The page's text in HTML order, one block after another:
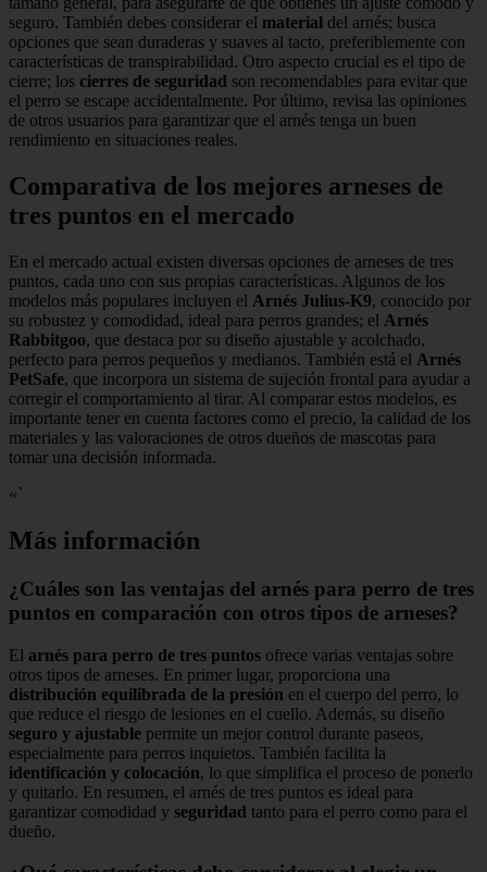
seguro. También debes considerar el material del arnés; busca
opciones que sean duraderas y suaves al tacto, preferiblemente con
características de transpirabilidad. Otro aspecto crucial es el tipo de
cierre; los cierres de seguridad son recomendables para evitar que
el perro se escape accidentalmente. Por último, revisa las opiniones
de otros usuarios para garantizar que el arnés tenga un buen
rendimiento en situaciones reales.
Comparativa de los mejores arneses de
tres puntos en el mercado
En el mercado actual existen diversas opciones de arneses de tres
puntos, cada uno con sus propias características. Algunos de los
modelos más populares incluyen el Arnés Julius-K9, conocido por
su robustez y comodidad, ideal para perros grandes; el Arnés
Rabbitgoo, que destaca por su diseño ajustable y acolchado,
perfecto para perros pequeños y medianos. También está el Arnés
PetSafe, que incorpora un sistema de sujeción frontal para ayudar a
corregir el comportamiento al tirar. Al comparar estos modelos, es
importante tener en cuenta factores como el precio, la calidad de los
materiales y las valoraciones de otros dueños de mascotas para
tomar una decisión informada.
«`
Más información
¿Cuáles son las ventajas del arnés para perro de tres
puntos en comparación con otros tipos de arneses?
El arnés para perro de tres puntos ofrece varias ventajas sobre
otros tipos de arneses. En primer lugar, proporciona una
distribución equilibrada de la presión en el cuerpo del perro, lo
que reduce el riesgo de lesiones en el cuello. Además, su diseño
seguro y ajustable permite un mejor control durante paseos,
especialmente para perros inquietos. También facilita la
identificación y colocación, lo que simplifica el proceso de ponerlo
y quitarlo. En resumen, el arnés de tres puntos es ideal para
garantizar comodidad y seguridad tanto para el perro como para el
dueño.